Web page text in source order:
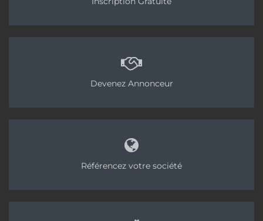
Devenez Annonceur
Référencez votre société